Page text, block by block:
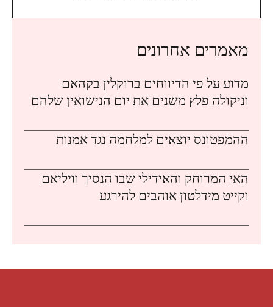
מאמרים אחרונים
מדוע על פי הדיווחים ברוקלין בקהאם
וניקולה פלץ משנים את יום הנישואין שלהם
ההמפטונס יוצאים למלחמה נגד אמנות
האי המרוחק והאידילי שבו הנסיך וויליאם
וקייט מידלטון אוהבים להירגע